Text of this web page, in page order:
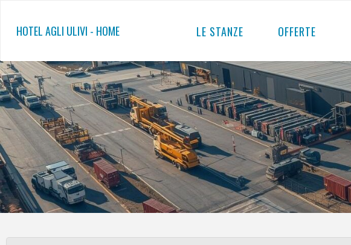
HOTEL AGLI ULIVI - HOME LE STANZE OFFERTE